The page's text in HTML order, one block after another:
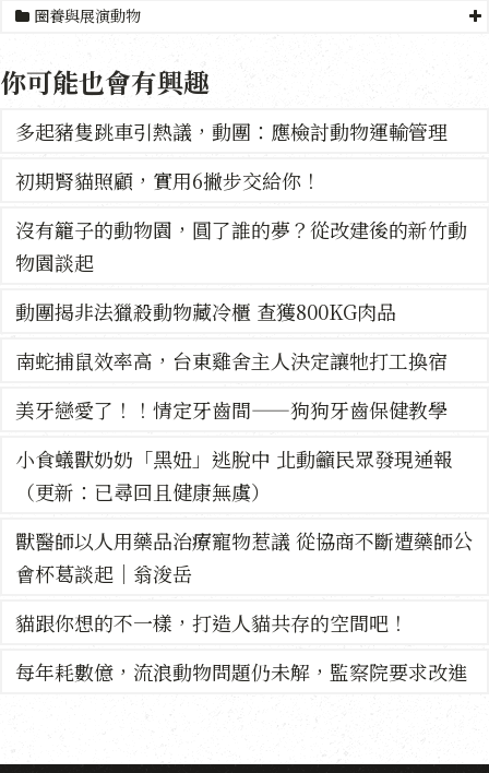
圈養與展演動物
你可能也會有興趣
多起豬隻跳車引熱議，動團：應檢討動物運輸管理
初期腎貓照顧，實用6撇步交給你！
沒有籠子的動物園，圓了誰的夢？從改建後的新竹動
物園談起
動團揭非法獵殺動物藏冷櫃 查獲800KG肉品
南蛇捕鼠效率高，台東雞舍主人決定讓牠打工換宿
美牙戀愛了！！情定牙齒間——狗狗牙齒保健教學
小食蟻獸奶奶「黑妞」逃脫中 北動籲民眾發現通報
（更新：已尋回且健康無虞）
獸醫師以人用藥品治療寵物惹議 從協商不斷遭藥師公
會杯葛談起｜翁浚岳
貓跟你想的不一樣，打造人貓共存的空間吧！
每年耗數億，流浪動物問題仍未解，監察院要求改進